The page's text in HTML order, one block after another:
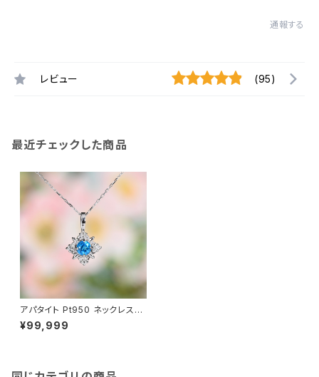
通報する
レビュー (95)
最近チェックした商品
アパタイト Pt950 ネックレス（J
K44544）
¥99,999